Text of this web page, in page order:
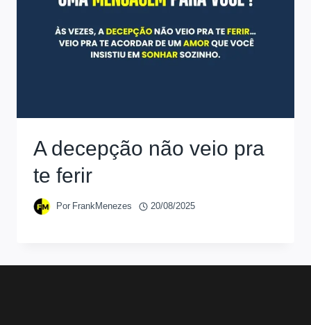
A decepção não veio pra
te ferir
Por FrankMenezes 20/08/2025